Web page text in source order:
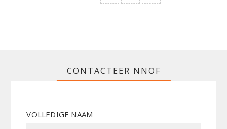
CONTACTEER NNOF
VOLLEDIGE NAAM